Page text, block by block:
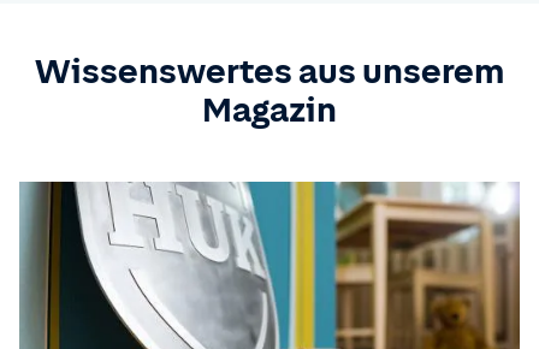
Wissenswertes aus unserem
Magazin